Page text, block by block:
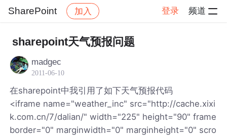
SharePoint 加入 登录 频道
社区 SharePoint 帖子详情
sharepoint天气预报问题
madgec
2011-06-10
在sharepoint中我引用了如下天气预报代码
<iframe name="weather_inc" src="http://cache.xixi
k.com.cn/7/dalian/" width="225" height="90" frame
border="0" marginwidth="0" marginheight="0" scro